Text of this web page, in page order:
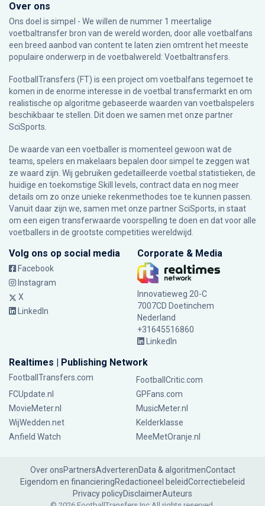
Over ons
Ons doel is simpel - We willen de nummer 1 meertalige
voetbaltransfer bron van de wereld worden, door alle voetbalfans
een breed aanbod van content te laten zien omtrent het meeste
populaire onderwerp in de voetbalwereld: Voetbaltransfers.
FootballTransfers (FT) is een project om voetbalfans tegemoet te
komen in de enorme interesse in de voetbal transfermarkt en om
realistische op algoritme gebaseerde waarden van voetbalspelers
beschikbaar te stellen. Dit doen we samen met onze partner
SciSports.
De waarde van een voetballer is momenteel gewoon wat de
teams, spelers en makelaars bepalen door simpel te zeggen wat
ze waard zijn. Wij gebruiken gedetailleerde voetbal statistieken, de
huidige en toekomstige Skill levels, contract data en nog meer
details om zo onze unieke rekenmethodes toe te kunnen passen.
Vanuit daar zijn we, samen met onze partner SciSports, in staat
om een eigen transferwaarde voorspelling te doen en dat voor alle
voetballers in de grootste competities wereldwijd.
Volg ons op social media
Facebook
Instagram
X
LinkedIn
Corporate & Media
Innovatieweg 20-C
7007CD Doetinchem
Nederland
+31645516860
LinkedIn
Realtimes | Publishing Network
FootballTransfers.com
FootballCritic.com
FCUpdate.nl
GPFans.com
MovieMeter.nl
MusicMeter.nl
WijWedden.net
Kelderklasse
Anfield Watch
MeeMetOranje.nl
Over onsPartnersAdverterenData & algoritmenContact
Eigendom en financieringRedactioneel beleidCorrectiebeleid
Privacy policyDisclaimerAuteurs